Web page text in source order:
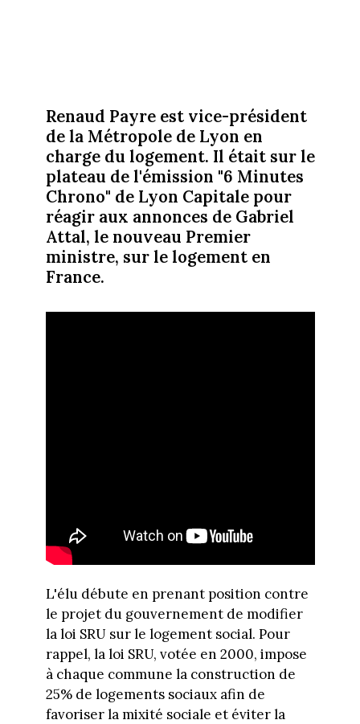
Renaud Payre est vice-président
de la Métropole de Lyon en
charge du logement. Il était sur le
plateau de l'émission "6 Minutes
Chrono" de Lyon Capitale pour
réagir aux annonces de Gabriel
Attal, le nouveau Premier
ministre, sur le logement en
France.
L'élu débute en prenant position contre
le projet du gouvernement de modifier
la loi SRU sur le logement social. Pour
rappel, la loi SRU, votée en 2000, impose
à chaque commune la construction de
25% de logements sociaux afin de
favoriser la mixité sociale et éviter la